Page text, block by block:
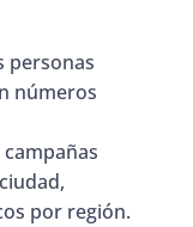
personas
números
campañas
por región.